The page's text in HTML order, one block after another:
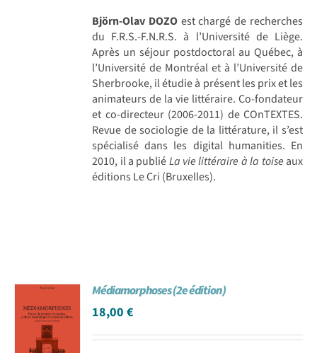
Björn-Olav DOZOest chargé de recherches
du F.R.S.-F.N.R.S. à l’Université de Liège.
Après un séjour postdoctoral au Québec, à
l’Université de Montréal et à l’Université de
Sherbrooke, il étudie à présent les prix et les
animateurs de la vie littéraire. Co-fondateur
et co-directeur (2006-2011) de COnTEXTES.
Revue de sociologie de la littérature, il s’est
spécialisé dans les digital humanities. En
2010, il a publiéLa vie littéraire à la toise aux
éditions Le Cri (Bruxelles).
Médiamorphoses (2e édition)
18,00€